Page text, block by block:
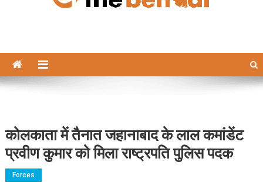
कोलकाता में तैनात जहानाबाद के लाल कमांडेंट
प्रवीण कुमार को मिला राष्ट्रपति पुलिस पदक
Forces